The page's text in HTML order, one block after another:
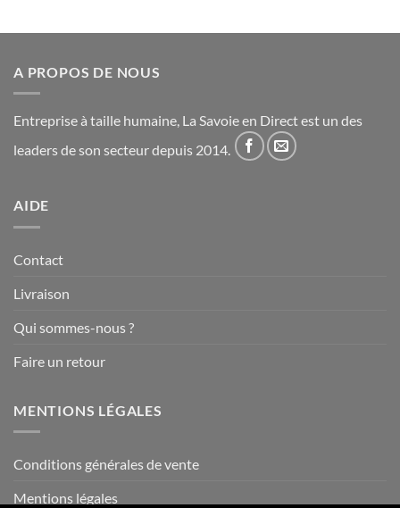
A PROPOS DE NOUS
Entreprise à taille humaine, La Savoie en Direct est un des
leaders de son secteur depuis 2014.
AIDE
Contact
Livraison
Qui sommes-nous ?
Faire un retour
MENTIONS LÉGALES
Conditions générales de vente
Mentions légales